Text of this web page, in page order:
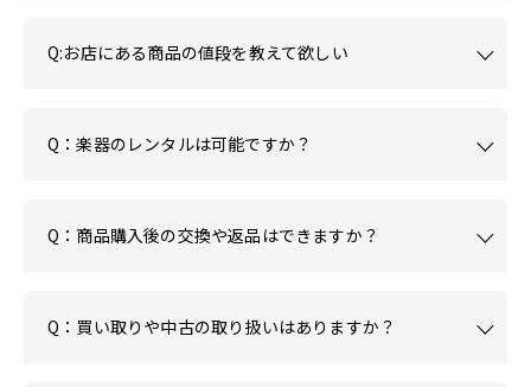
Q:お店にある商品の値段を教えて欲しい
Q：楽器のレンタルは可能ですか？
Q：商品購入後の交換や返品はできますか？
Q：買い取りや中古の取り扱いはありますか？